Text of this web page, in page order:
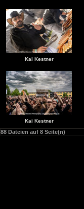
Kai Kestner
Kai Kestner
88 Dateien auf 8 Seite(n)